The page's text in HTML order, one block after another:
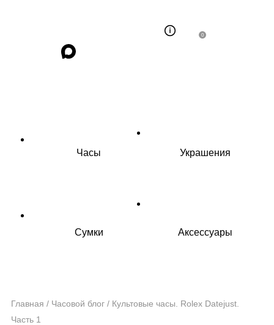
0
Часы Украшения
Сумки Аксессуары
Главная / Часовой блог / Культовые часы. Rolex Datejust.
Часть 1